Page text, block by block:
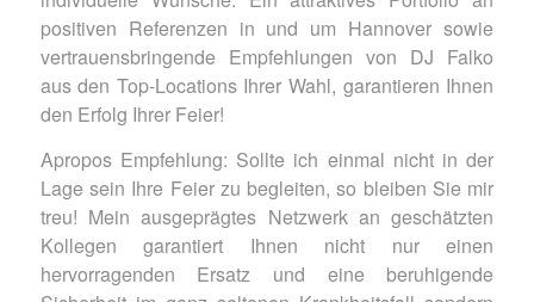
positiven Referenzen in und um Hannover sowie
vertrauensbringende Empfehlungen von DJ Falko
aus den Top-Locations Ihrer Wahl, garantieren Ihnen
den Erfolg Ihrer Feier!
Apropos Empfehlung: Sollte ich einmal nicht in der
Lage sein Ihre Feier zu begleiten, so bleiben Sie mir
treu! Mein ausgeprägtes Netzwerk an geschätzten
Kollegen garantiert Ihnen nicht nur einen
hervorragenden Ersatz und eine beruhigende